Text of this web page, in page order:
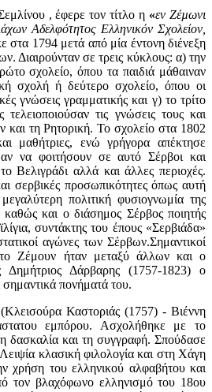
, έφερε τον τίτλο η «εν Ζέµωνι
Αδελφότητος Ελληνικόν Σχολείον,
στα 1794 μετά από μία έντονη διένεξη
Διαιρούνταν σε τρεις κύκλους: α) την
σχολείο, όπου τα παιδιά μάθαιναν
σχολή ή δεύτερο σχολείο, όπου οι
γνώσεις γραμματικής και γ) το τρίτο
τις γνώσεις τους και
και τη Ρητορική. Το σχολείο στα 1802
μαθήτριες, ενώ γρήγορα απέκτησε
να φοιτήσουν σε αυτό Σέρβοι και
Βελιγράδι αλλά και άλλες περιοχές.
σερβικές προσωπικότητες όπως αυτή
πολιτική φυσιογνωμία της
και ο διάσημος Σέρβος ποιητής
συντάκτης του έπους «Σερβιάδα»
αγώνες των Σέρβων.Σημαντικοί
Ζέμουν ήταν μεταξύ άλλων και ο
Δημήτριος Δάρβαρης (1757-1823) ο
σημαντικά πονήματά του.
(Κλεισούρα Καστοριάς (1757) - Βιέννη
εμπόρου. Ασχολήθηκε με το
δασκαλία και τη συγγραφή. Σπούδασε
κλασική φιλολογία και στη Χάγη
χρήση του ελληνικού αλφαβήτου και
τον βλαχόφωνο ελληνισμό του 18ου